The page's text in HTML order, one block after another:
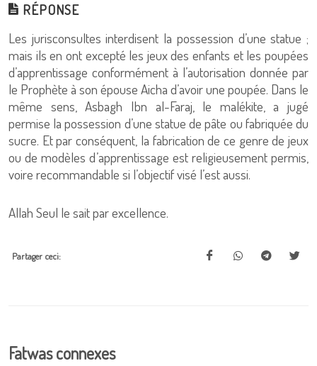
RÉPONSE
Les jurisconsultes interdisent la possession d’une statue ;
mais ils en ont excepté les jeux des enfants et les poupées
d’apprentissage conformément à l’autorisation donnée par
le Prophète à son épouse Aicha d’avoir une poupée. Dans le
même sens, Asbagh Ibn al-Faraj, le malékite, a jugé
permise la possession d’une statue de pâte ou fabriquée du
sucre. Et par conséquent, la fabrication de ce genre de jeux
ou de modèles d’apprentissage est religieusement permis,
voire recommandable si l’objectif visé l’est aussi.
Allah Seul le sait par excellence.
Partager ceci:
Fatwas connexes